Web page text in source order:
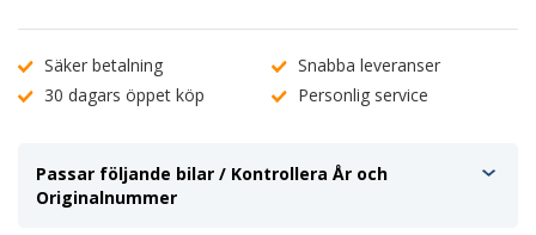
Säker betalning
Snabba leveranser
30 dagars öppet köp
Personlig service
Passar följande bilar / Kontrollera År och
Originalnummer